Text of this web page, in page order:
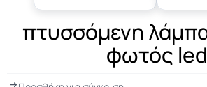
πτυσσόμενη
φωτός led